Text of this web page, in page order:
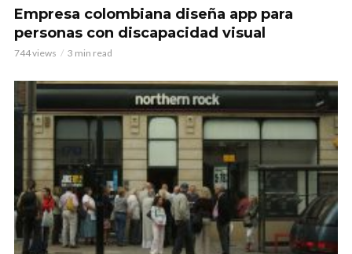
Empresa colombiana diseña app para
personas con discapacidad visual
744 views 3 min read